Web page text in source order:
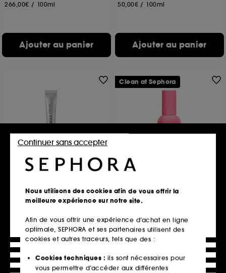
266,00€ / 100ml
Ajouter au panier
50,00€ / 100ml
Ajouter au panier
CLINIQUE
All about eyes
52,00€
Ajouter au panier
GLOW RECIPE
Guava Vitamin C
39,00€
Ajouter au panier
Clean at Sephora
Nous utilisons des cookies afin de vous offrir la
meilleure expérience sur notre site.
Afin de vous offrir une expérience d’achat en ligne
optimale, SEPHORA et ses partenaires utilisent des
cookies et autres traceurs, tels que des :
Cookies techniques : ils sont nécessaires pour
vous permettre d’accéder aux différentes
Continuer sans accepter